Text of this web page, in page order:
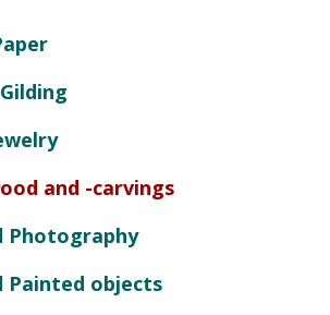
and -carvings
Photography
Painted objects